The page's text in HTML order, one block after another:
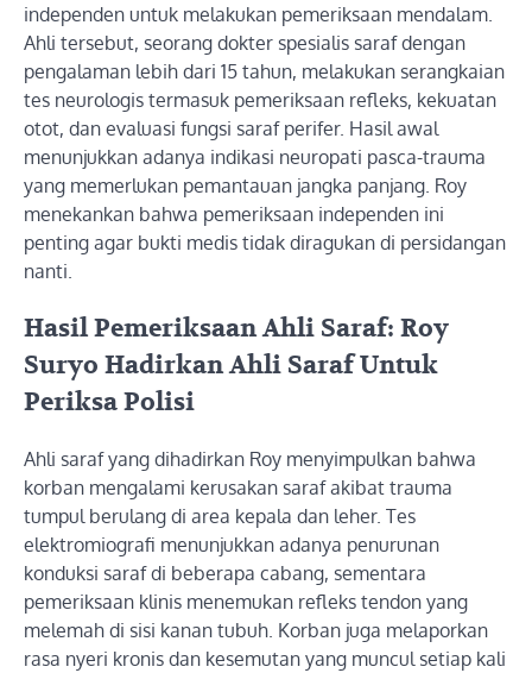
independen untuk melakukan pemeriksaan mendalam.
Ahli tersebut, seorang dokter spesialis saraf dengan
pengalaman lebih dari 15 tahun, melakukan serangkaian
tes neurologis termasuk pemeriksaan refleks, kekuatan
otot, dan evaluasi fungsi saraf perifer. Hasil awal
menunjukkan adanya indikasi neuropati pasca-trauma
yang memerlukan pemantauan jangka panjang. Roy
menekankan bahwa pemeriksaan independen ini
penting agar bukti medis tidak diragukan di persidangan
nanti.
Hasil Pemeriksaan Ahli Saraf: Roy
Suryo Hadirkan Ahli Saraf Untuk
Periksa Polisi
Ahli saraf yang dihadirkan Roy menyimpulkan bahwa
korban mengalami kerusakan saraf akibat trauma
tumpul berulang di area kepala dan leher. Tes
elektromiografi menunjukkan adanya penurunan
konduksi saraf di beberapa cabang, sementara
pemeriksaan klinis menemukan refleks tendon yang
melemah di sisi kanan tubuh. Korban juga melaporkan
rasa nyeri kronis dan kesemutan yang muncul setiap kali